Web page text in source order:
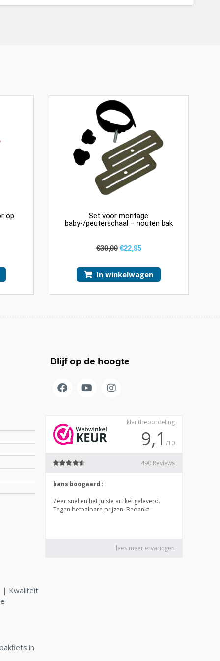
op
Set voor montage
baby-/peuterschaal – houten bak
€30,00 €22,95
In winkelwagen
| Kwaliteit
in
Blijf op de hoogte